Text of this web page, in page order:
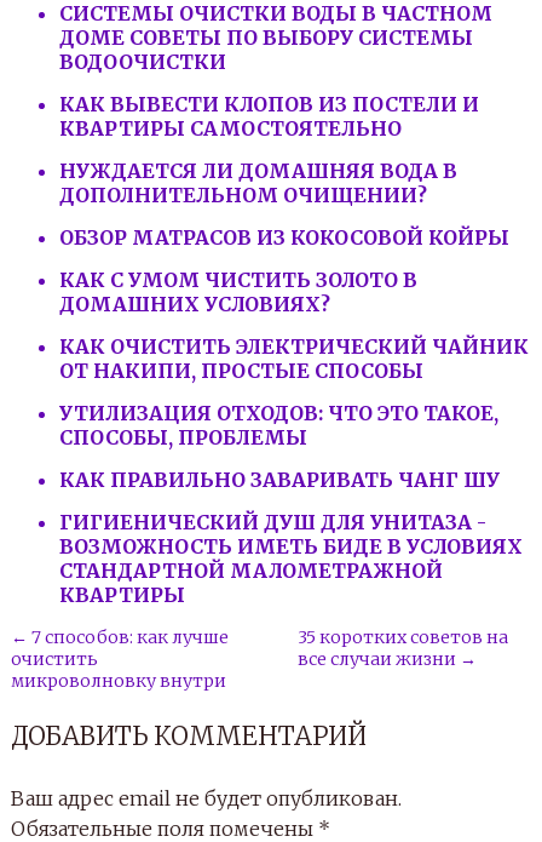
СИСТЕМЫ ОЧИСТКИ ВОДЫ В ЧАСТНОМ
ДОМЕ СОВЕТЫ ПО ВЫБОРУ СИСТЕМЫ
ВОДООЧИСТКИ
КАК ВЫВЕСТИ КЛОПОВ ИЗ ПОСТЕЛИ И
КВАРТИРЫ САМОСТОЯТЕЛЬНО
НУЖДАЕТСЯ ЛИ ДОМАШНЯЯ ВОДА В
ДОПОЛНИТЕЛЬНОМ ОЧИЩЕНИИ?
ОБЗОР МАТРАСОВ ИЗ КОКОСОВОЙ КОЙРЫ
КАК С УМОМ ЧИСТИТЬ ЗОЛОТО В
ДОМАШНИХ УСЛОВИЯХ?
КАК ОЧИСТИТЬ ЭЛЕКТРИЧЕСКИЙ ЧАЙНИК
ОТ НАКИПИ, ПРОСТЫЕ СПОСОБЫ
УТИЛИЗАЦИЯ ОТХОДОВ: ЧТО ЭТО ТАКОЕ,
СПОСОБЫ, ПРОБЛЕМЫ
КАК ПРАВИЛЬНО ЗАВАРИВАТЬ ЧАНГ ШУ
ГИГИЕНИЧЕСКИЙ ДУШ ДЛЯ УНИТАЗА -
ВОЗМОЖНОСТЬ ИМЕТЬ БИДЕ В УСЛОВИЯХ
СТАНДАРТНОЙ МАЛОМЕТРАЖНОЙ
КВАРТИРЫ
← 7 способов: как лучше
очистить
микроволновку внутри
35 коротких советов на
все случаи жизни →
ДОБАВИТЬ КОММЕНТАРИЙ
Ваш адрес email не будет опубликован.
Обязательные поля помечены *